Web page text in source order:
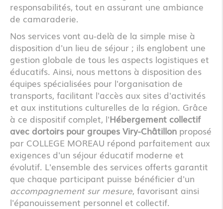
responsabilités, tout en assurant une ambiance
de camaraderie.
Nos services vont au-delà de la simple mise à
disposition d'un lieu de séjour ; ils englobent une
gestion globale de tous les aspects logistiques et
éducatifs. Ainsi, nous mettons à disposition des
équipes spécialisées pour l'organisation de
transports, facilitant l'accès aux sites d'activités
et aux institutions culturelles de la région. Grâce
à ce dispositif complet, l'Hébergement collectif
avec dortoirs pour groupes Viry-Châtillon proposé
par COLLEGE MOREAU répond parfaitement aux
exigences d'un séjour éducatif moderne et
évolutif. L'ensemble des services offerts garantit
que chaque participant puisse bénéficier d'un
accompagnement sur mesure, favorisant ainsi
l'épanouissement personnel et collectif.